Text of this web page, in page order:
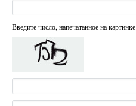
Введите число, напечатанное на картинке